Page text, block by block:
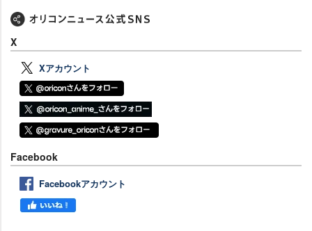
X
Xアカウント
Facebook
Facebookアカウント